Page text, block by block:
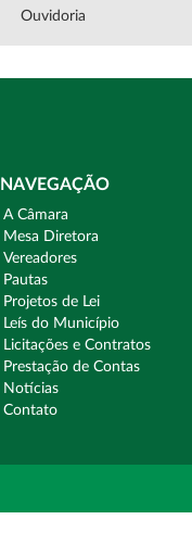
Ouvidoria
NAVEGAÇÃO
A Câmara
Mesa Diretora
Vereadores
Pautas
Projetos de Lei
Leís do Município
Licitações e Contratos
Prestação de Contas
Notícias
Contato